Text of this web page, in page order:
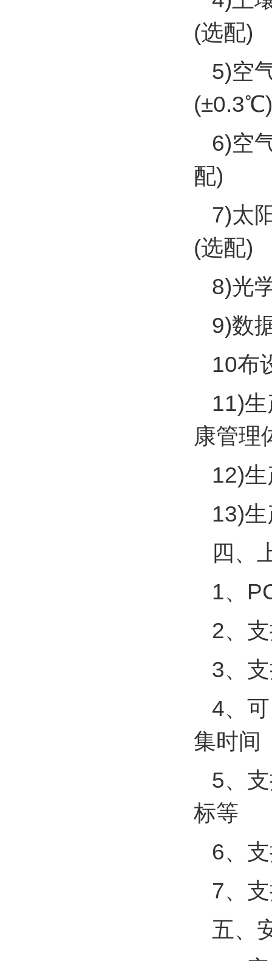
(选配)
5)空
6)空
配)
7)太
(选配)
8)光
9)数
10布
11)
康管理
12)
13)
四、
1、
2、
3、
4、
集时间
5、
标等
6、
7、
五、